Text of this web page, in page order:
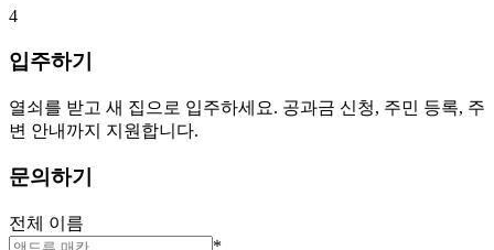
4
입주하기
열쇠를 받고 새 집으로 입주하세요. 공과금 신청, 주민 등록, 주
변 안내까지 지원합니다.
문의하기
전체 이름
*